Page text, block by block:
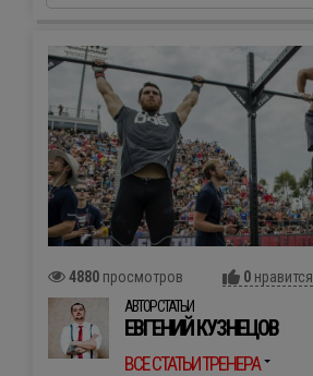
4880просмотров 0 нравится
АВТОР СТАТЬИ
ЕВГЕНИЙ КУЗНЕЦОВ
ВСЕ СТАТЬИ ТРЕНЕРА